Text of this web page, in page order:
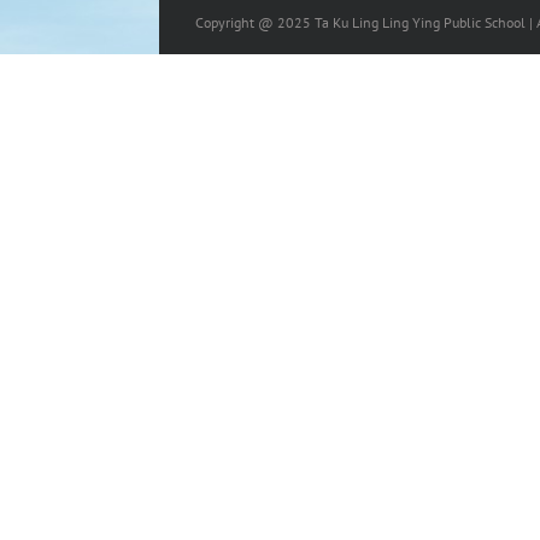
Copyright @ 2025 Ta Ku Ling Ling Ying Public School |